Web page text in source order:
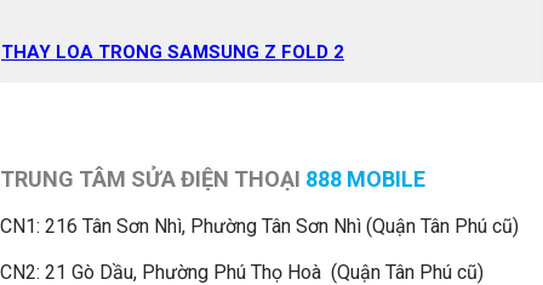
THAY LOA TRONG SAMSUNG Z FOLD 2
TRUNG TÂM SỬA ĐIỆN THOẠI 888 MOBILE
CN1: 216 Tân Sơn Nhì, Phường Tân Sơn Nhì (Quận Tân Phú cũ)
CN2: 21 Gò Dầu, Phường Phú Thọ Hoà (Quận Tân Phú cũ)